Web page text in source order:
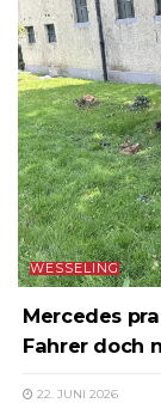
WESSELING
Mercedes
Fahrer doch
22. JUNI 2026